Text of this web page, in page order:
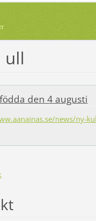
ull
den 4 augusti
news/ny-